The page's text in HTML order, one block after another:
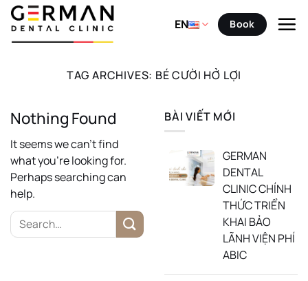
Skip
content
EN Book
TAG ARCHIVES: BÉ CƯỜI HỞ LỢI
Nothing Found
It seems we can’t find
what you’re looking for.
Perhaps searching can
help.
BÀI VIẾT MỚI
GERMAN
DENTAL
CLINIC CHÍNH
THỨC TRIỂN
KHAI BẢO
LÃNH VIỆN PHÍ
ABIC